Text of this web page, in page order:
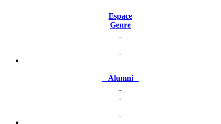
Espace
Genre
Alumni